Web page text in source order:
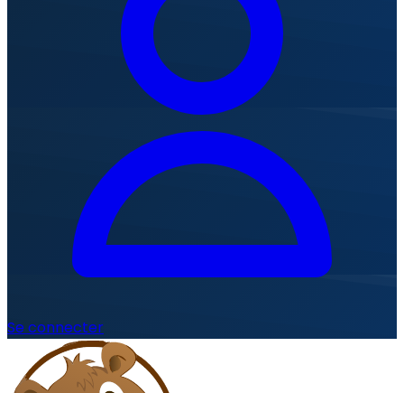
Se connecter